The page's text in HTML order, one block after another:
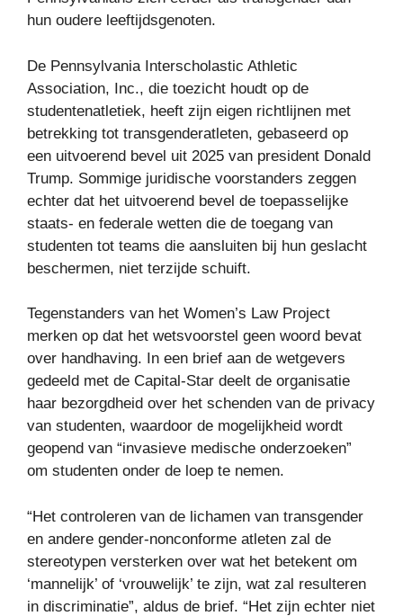
hun oudere leeftijdsgenoten.
De Pennsylvania Interscholastic Athletic
Association, Inc., die toezicht houdt op de
studentenatletiek, heeft zijn eigen richtlijnen met
betrekking tot transgenderatleten, gebaseerd op
een uitvoerend bevel uit 2025 van president Donald
Trump. Sommige juridische voorstanders zeggen
echter dat het uitvoerend bevel de toepasselijke
staats- en federale wetten die de toegang van
studenten tot teams die aansluiten bij hun geslacht
beschermen, niet terzijde schuift.
Tegenstanders van het Women’s Law Project
merken op dat het wetsvoorstel geen woord bevat
over handhaving. In een brief aan de wetgevers
gedeeld met de Capital-Star deelt de organisatie
haar bezorgdheid over het schenden van de privacy
van studenten, waardoor de mogelijkheid wordt
geopend van “invasieve medische onderzoeken”
om studenten onder de loep te nemen.
“Het controleren van de lichamen van transgender
en andere gender-nonconforme atleten zal de
stereotypen versterken over wat het betekent om
‘mannelijk’ of ‘vrouwelijk’ te zijn, wat zal resulteren
in discriminatie”, aldus de brief. “Het zijn echter niet